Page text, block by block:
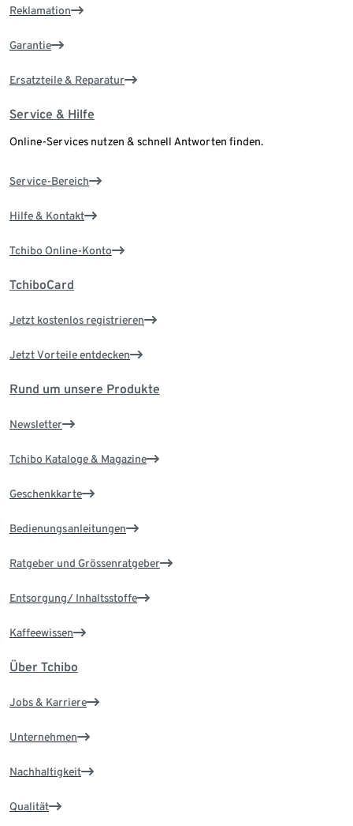
Reklamation
Garantie
Ersatzteile & Reparatur
Service & Hilfe
Online-Services nutzen & schnell Antworten finden.
Service-Bereich
Hilfe & Kontakt
Tchibo Online-Konto
TchiboCard
Jetzt kostenlos registrieren
Jetzt Vorteile entdecken
Rund um unsere Produkte
Newsletter
Tchibo Kataloge & Magazine
Geschenkkarte
Bedienungsanleitungen
Ratgeber und Grössenratgeber
Entsorgung/ Inhaltsstoffe
Kaffeewissen
Über Tchibo
Jobs & Karriere
Unternehmen
Nachhaltigkeit
Qualität